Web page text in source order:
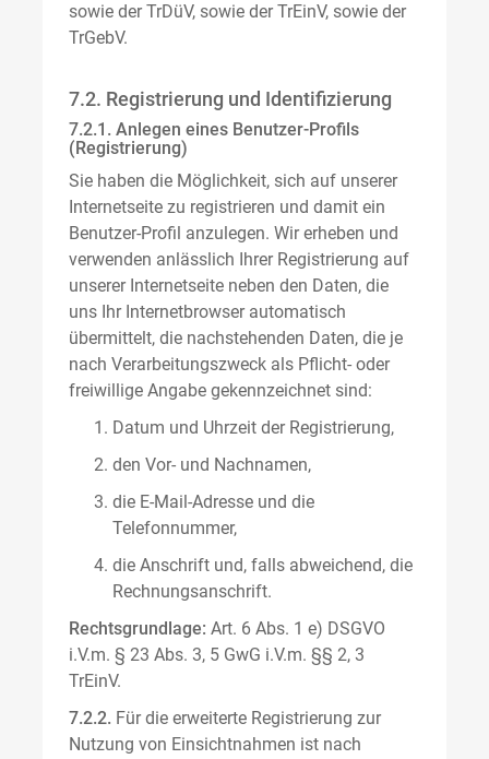
sowie der TrDüV, sowie der TrEinV, sowie der
TrGebV.
7.2. Registrierung und Identifizierung
7.2.1. Anlegen eines Benutzer-Profils
(Registrierung)
Sie haben die Möglichkeit, sich auf unserer
Internetseite zu registrieren und damit ein
Benutzer-Profil anzulegen. Wir erheben und
verwenden anlässlich Ihrer Registrierung auf
unserer Internetseite neben den Daten, die
uns Ihr Internetbrowser automatisch
übermittelt, die nachstehenden Daten, die je
nach Verarbeitungszweck als Pflicht- oder
freiwillige Angabe gekennzeichnet sind:
Datum und Uhrzeit der Registrierung,
den Vor- und Nachnamen,
die E-Mail-Adresse und die
Telefonnummer,
die Anschrift und, falls abweichend, die
Rechnungsanschrift.
Rechtsgrundlage: Art. 6 Abs. 1 e) DSGVO
i.V.m. § 23 Abs. 3, 5 GwG i.V.m. §§ 2, 3
TrEinV.
7.2.2. Für die erweiterte Registrierung zur
Nutzung von Einsichtnahmen ist nach